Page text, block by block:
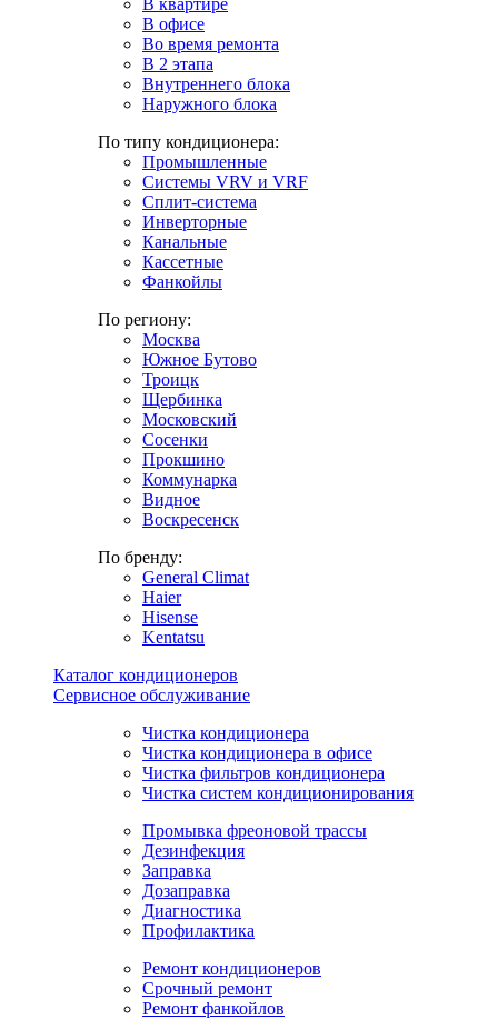
В квартире
В офисе
Во время ремонта
В 2 этапа
Внутреннего блока
Наружного блока
По типу кондиционера:
Промышленные
Системы VRV и VRF
Сплит-система
Инверторные
Канальные
Кассетные
Фанкойлы
По региону:
Москва
Южное Бутово
Троицк
Щербинка
Московский
Сосенки
Прокшино
Коммунарка
Видное
Воскресенск
По бренду:
General Climat
Haier
Hisense
Kentatsu
Каталог кондиционеров
Сервисное обслуживание
Чистка кондиционера
Чистка кондиционера в офисе
Чистка фильтров кондиционера
Чистка систем кондиционирования
Промывка фреоновой трассы
Дезинфекция
Заправка
Дозаправка
Диагностика
Профилактика
Ремонт кондиционеров
Срочный ремонт
Ремонт фанкойлов